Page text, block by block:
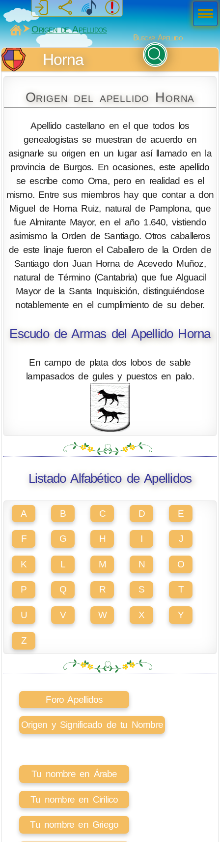
MiSabueso
Origen de Apellidos
Buscar Apellido
Horna
Origen del apellido Horna
Apellido castellano en el que todos los
genealogistas se muestran de acuerdo en
asignarle su origen en un lugar así llamado en la
provincia de Burgos. En ocasiones, este apellido
se escribe como Orna, pero en realidad es el
mismo. Entre sus miembros hay que contar a don
Miguel de Horna Ruiz, natural de Pamplona, que
fue Almirante Mayor, en el año 1.640, vistiendo
asimismo la Orden de Santiago. Otros caballeros
de este linaje fueron el Caballero de la Orden de
Santiago don Juan Horna de Acevedo Muñoz,
natural de Término (Cantabria) que fue Alguacil
Mayor de la Santa Inquisición, distinguiéndose
notablemente en el cumplimiento de su deber.
Escudo de Armas del Apellido Horna
En campo de plata dos lobos de sable
lampasados de gules y puestos en palo.
Listado Alfabético de Apellidos
A B C D E
F G H I J
K L M N O
P Q R S T
U V W X Y
Z
Foro Apellidos
Origen y Significado de tu Nombre
Tu nombre en Árabe
Tu nombre en Cirílico
Tu nombre en Griego
Men
ú